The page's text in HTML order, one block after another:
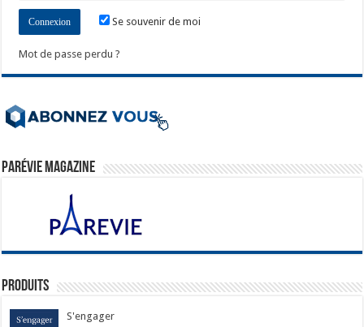
Se souvenir de moi
Mot de passe perdu ?
ParéVie Magazine
Produits
S'engager